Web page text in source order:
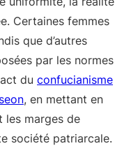
Certaines femmes
que d’autres
par les normes
du confucianisme
, en mettant en
les marges de
société patriarcale.